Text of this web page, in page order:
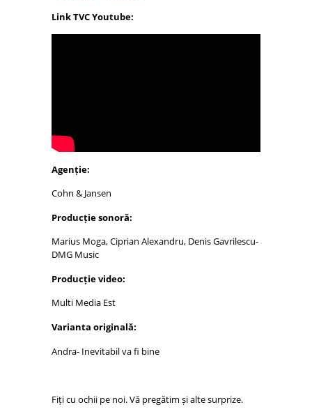
Link TVC Youtube:
Agenție:
Cohn & Jansen
Producție sonoră:
Marius Moga, Ciprian Alexandru, Denis Gavrilescu-
DMG Music
Producție video:
Multi Media Est
Varianta originală:
Andra- Inevitabil va fi bine
Fiți cu ochii pe noi. Vă pregătim și alte surprize.